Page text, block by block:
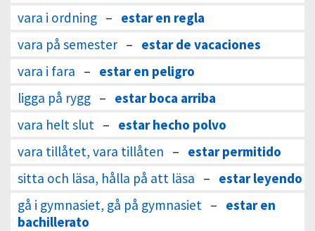
vara i ordning – estar en regla
vara på semester – estar de vacaciones
vara i fara – estar en peligro
ligga på rygg – estar boca arriba
vara helt slut – estar hecho polvo
vara tillåtet, vara tillåten – estar permitido
sitta och läsa, hålla på att läsa – estar leyendo
gå i gymnasiet, gå på gymnasiet – estar en
bachillerato